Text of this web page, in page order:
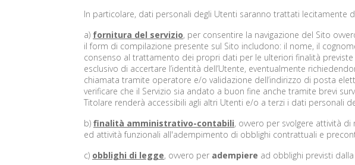
In particolare, dati personali degli Utenti saranno trattati lecitamente
a) fornitura del servizio, per consentire la navigazione del Sito
il form di compilazione presente sul Sito includono: il nome, il
consenso al trattamento dei propri dati per le ulteriori finalità
esclusivo di accertare l’identità dell’Utente, eventualmente
chiamata tramite operatore e/o validazione dell’indirizzo di posta
verificare che il Servizio sia andato a buon fine anche tramite brevi
Titolare renderà accessibili agli altri Utenti e/o a terzi i dati personali
b) finalità amministrativo-contabili, ovvero per svolgere attività
ed attività funzionali all'adempimento di obblighi contrattuali e
c) obblighi di legge, ovvero per adempiere ad obblighi previsti